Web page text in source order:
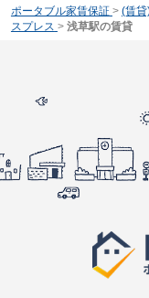
ポータブル家賃保証 > (賃
スプレス > 浅草駅の賃貸